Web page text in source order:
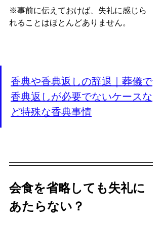
※事前に伝えておけば、失礼に感じら
れることはほとんどありません。
香典や香典返しの辞退｜葬儀で
香典返しが必要でないケースな
ど特殊な香典事情
会食を省略しても失礼に
あたらない？